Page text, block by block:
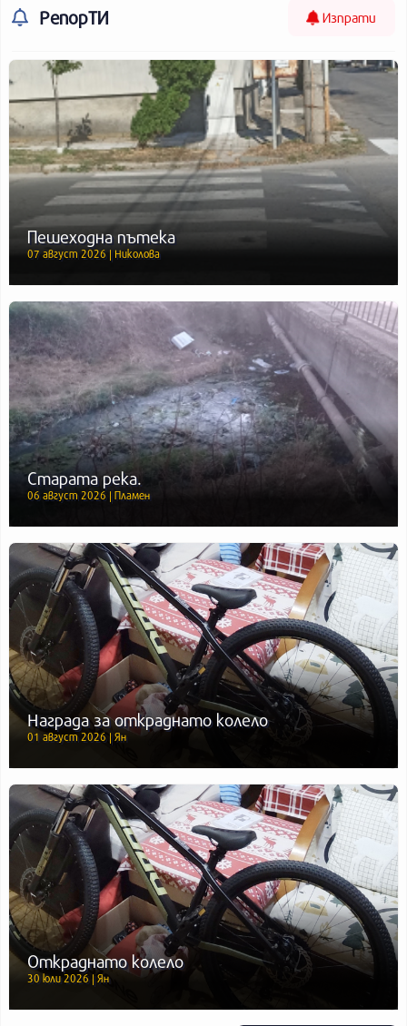
РепорТИ Изпрати
Пешеходна пътека
07 август 2026 | Николова
Старата река.
06 август 2026 | Пламен
Награда за откраднато колело
01 август 2026 | Ян
Откраднато колело
30 юли 2026 | Ян